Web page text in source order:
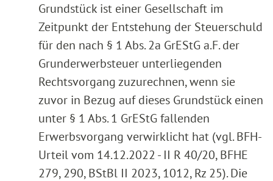
Grundstück ist einer Gesellschaft im
Zeitpunkt der Entstehung der Steuerschuld
für den nach § 1 Abs. 2a GrEStG a.F. der
Grunderwerbsteuer unterliegenden
Rechtsvorgang zuzurechnen, wenn sie
zuvor in Bezug auf dieses Grundstück einen
unter § 1 Abs. 1 GrEStG fallenden
Erwerbsvorgang verwirklicht hat (vgl. BFH-
Urteil vom 14.12.2022 - II R 40/20, BFHE
279, 290, BStBl II 2023, 1012, Rz 25). Die